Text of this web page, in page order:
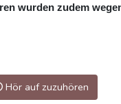
wurden zudem
Hör auf zuzuhören